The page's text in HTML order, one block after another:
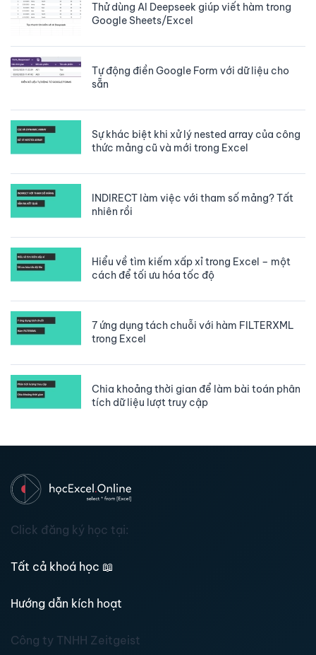
Thử dùng AI Deepseek giúp viết hàm trong
Google Sheets/Excel
Tự động điền Google Form với dữ liệu cho
sẵn
Sự khác biệt khi xử lý nested array của công
thức mảng cũ và mới trong Excel
INDIRECT làm việc với tham số mảng? Tất
nhiên rồi
Hiểu về tìm kiếm xấp xỉ trong Excel – một
cách để tối ưu hóa tốc độ
7 ứng dụng tách chuỗi với hàm FILTERXML
trong Excel
Chia khoảng thời gian để làm bài toán phân
tích dữ liệu lượt truy cập
Click đăng ký học tại:
Tất cả khoá học 📖
Hướng dẫn kích hoạt
Công ty TNHH Zeitgeist